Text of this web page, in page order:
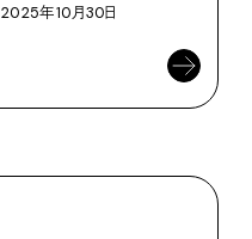
2025年10月30日